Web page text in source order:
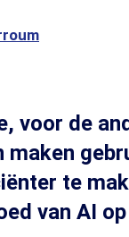
voor de
te
van AI op